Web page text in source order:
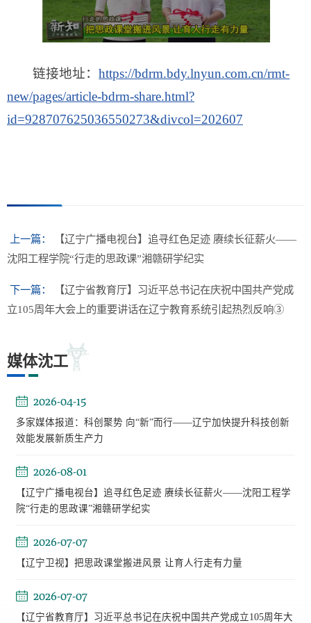
链接地址：https://bdrm.bdy.lnyun.com.cn/rmt-
new/pages/article-bdrm-share.html?
id=928707625036550273&divcol=202607
上一篇：
【辽宁广播电视台】追寻红色足迹 赓续长征薪火——
沈阳工程学院“行走的思政课”湘赣研学纪实
下一篇：
【辽宁省教育厅】习近平总书记在庆祝中国共产党成
立105周年大会上的重要讲话在辽宁教育系统引起热烈反响③
媒体沈工
2026-04-15
多家媒体报道：科创聚势 向“新”而行——辽宁加快提升科技创新
效能发展新质生产力
2026-08-01
【辽宁广播电视台】追寻红色足迹 赓续长征薪火——沈阳工程学
院“行走的思政课”湘赣研学纪实
2026-07-07
【辽宁卫视】把思政课堂搬进风景 让育人行走有力量
2026-07-07
【辽宁省教育厅】习近平总书记在庆祝中国共产党成立105周年大